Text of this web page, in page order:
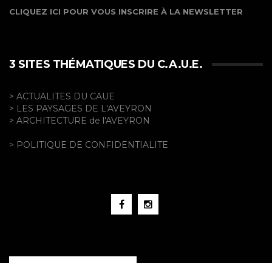
CLIQUEZ ICI POUR VOUS INSCRIRE À LA NEWSLETTER
3 SITES THÉMATIQUES DU C.A.U.E.
> ACTUALITES DU CAUE
> LES PAYSAGES DE L'AVEYRON
> ARCHITECTURE de l'AVEYRON
> POLITIQUE DE CONFIDENTIALITE